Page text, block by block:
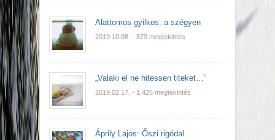
Alattomos gyilkos: a szégyen
2019.10.08. - 879 megtekintés
„Valaki el ne hitessen titeket…”
2019.02.17. - 1,426 megtekintés
Áprily Lajos: Őszi rigódal